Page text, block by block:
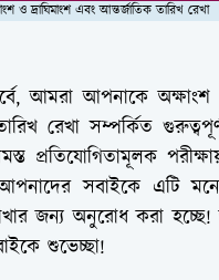
ও দ্রাঘিমাংশ এবং আন্তর্জাতিক তারিখ রেখা
আমরা আপনাকে অক্ষাংশ
রেখা সম্পর্কিত
প্রতিযোগিতামূলক
সবাইকে এটি
জন্য অনুরোধ করা হচ্ছে!
শুভেচ্ছা!